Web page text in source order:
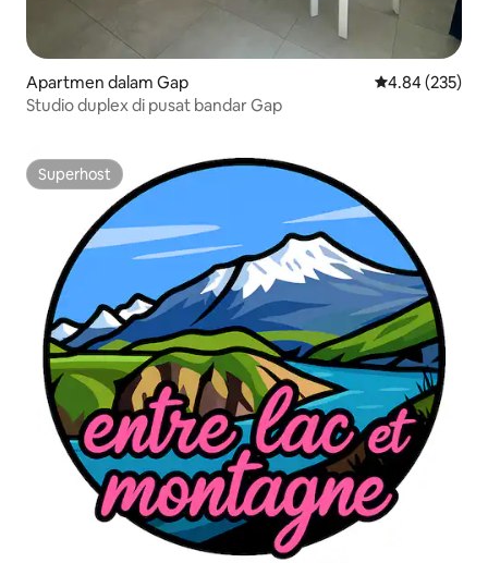
Apartmen dalam Gap Penarafan
4.84 (235)
Studio duplex di pusat bandar Gap
Superhost
Superhost